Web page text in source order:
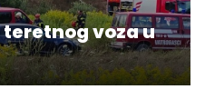
voza u